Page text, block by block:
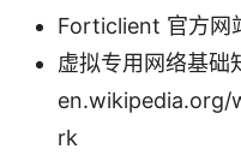
Forticlient 官方
虚拟专用网络基础
rk